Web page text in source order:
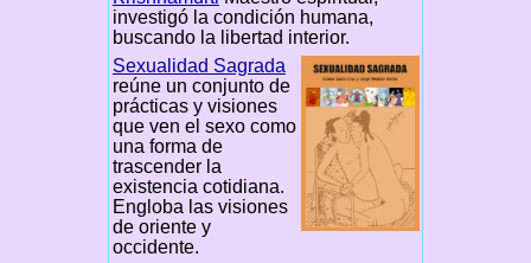
investigó la condición humana,
buscando la libertad interior.
Sexualidad Sagrada
reúne un conjunto de
prácticas y visiones
que ven el sexo como
una forma de
trascender la
existencia cotidiana.
Engloba las visiones
de oriente y
occidente.